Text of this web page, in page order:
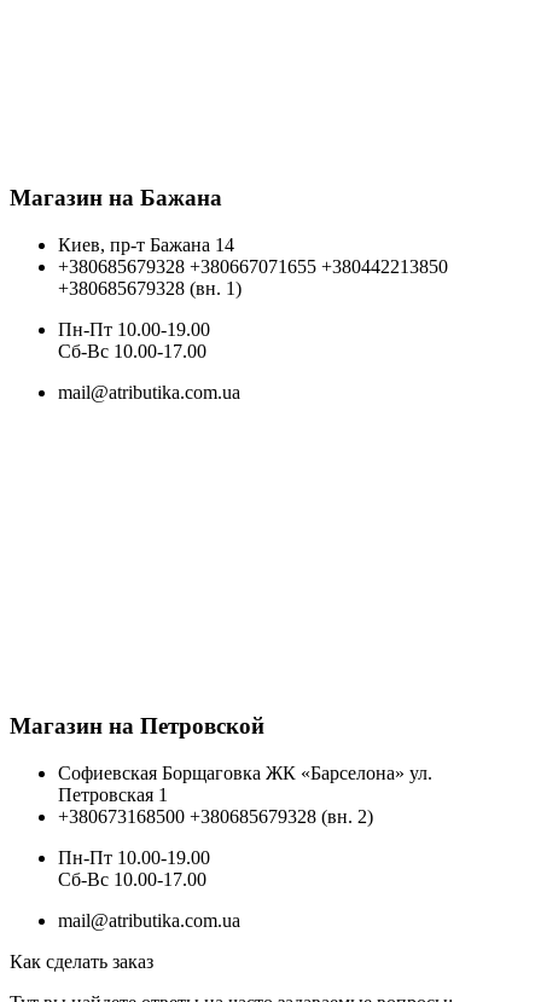
Магазин на Бажана
Киев, пр-т Бажана 14
+380685679328 +380667071655 +380442213850
+380685679328 (вн. 1)
Пн-Пт 10.00-19.00
Cб-Вс 10.00-17.00
mail@atributika.com.ua
Магазин на Петровской
Софиевская Борщаговка ЖК «Барселона» ул.
Петровская 1
+380673168500 +380685679328 (вн. 2)
Пн-Пт 10.00-19.00
Cб-Вс 10.00-17.00
mail@atributika.com.ua
Как сделать заказ